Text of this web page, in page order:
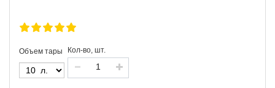
Объем тары Кол-во, шт.